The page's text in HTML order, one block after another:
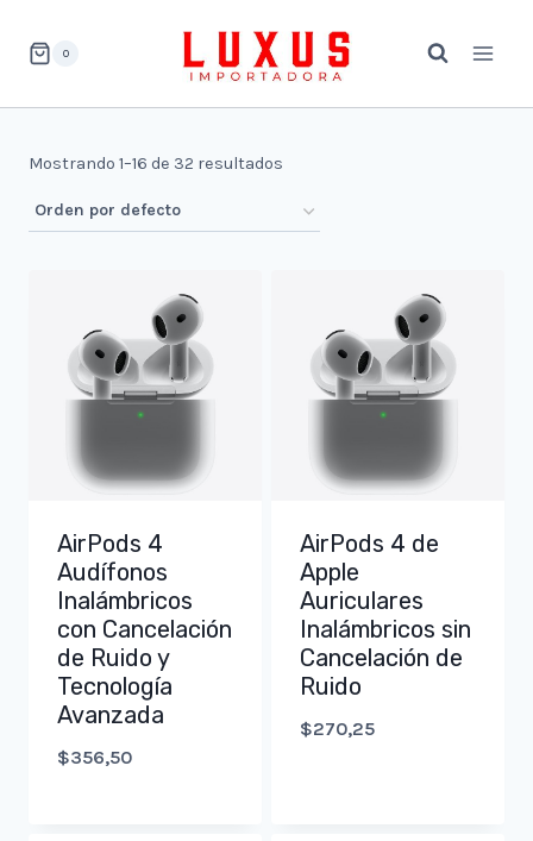
0
Mostrando 1–16 de 32 resultados
AirPods 4
Audífonos
Inalámbricos
con Cancelación
de Ruido y
Tecnología
Avanzada
$356,50
AirPods 4 de
Apple
Auriculares
Inalámbricos sin
Cancelación de
Ruido
$270,25